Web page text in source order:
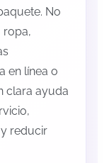
No
ropa,
en línea o
clara ayuda
reducir